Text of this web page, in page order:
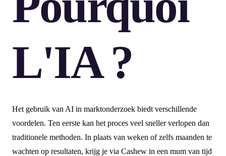
L'IA ?
Het gebruik van AI in marktonderzoek biedt verschillende
voordelen. Ten eerste kan het proces veel sneller verlopen dan
traditionele methoden. In plaats van weken of zelfs maanden te
wachten op resultaten, krijg je via Cashew in een mum van tijd